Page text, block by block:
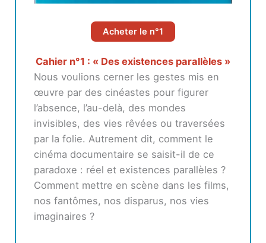
Acheter le n°1
Cahier n°1 : « Des existences parallèles »
Nous voulions cerner les gestes mis en
œuvre par des cinéastes pour figurer
l’absence, l’au-delà, des mondes
invisibles, des vies rêvées ou traversées
par la folie. Autrement dit, comment le
cinéma documentaire se saisit-il de ce
paradoxe : réel et existences parallèles ?
Comment mettre en scène dans les films,
nos fantômes, nos disparus, nos vies
imaginaires ?